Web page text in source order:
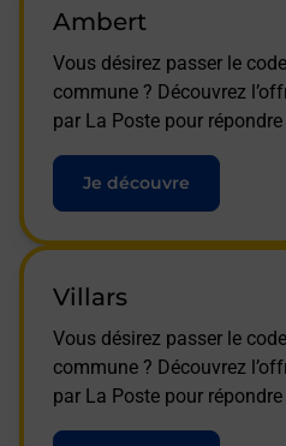
Ambert
Vous désirez passer le
commune ? Découvrez
par La Poste pour
Je découvre
Villars
Vous désirez passer le
commune ? Découvrez
par La Poste pour